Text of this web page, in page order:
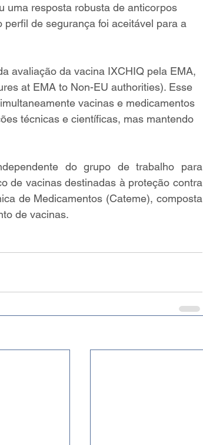
uma resposta robusta de anticorpos
de segurança foi aceitável para a
avaliação da vacina IXCHIQ pela EMA,
at EMA to Non-EU authorities). Esse
vacinas e medicamentos
técnicas e científicas, mas mantendo
do grupo de trabalho para
de vacinas destinadas à proteção contra
de Medicamentos (Cateme), composta
de vacinas.